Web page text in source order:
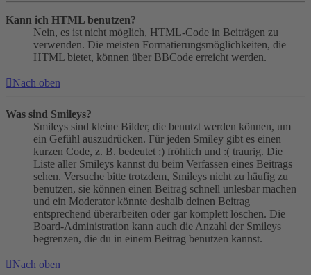
Kann ich HTML benutzen?
Nein, es ist nicht möglich, HTML-Code in Beiträgen zu
verwenden. Die meisten Formatierungsmöglichkeiten, die
HTML bietet, können über BBCode erreicht werden.
Nach oben
Was sind Smileys?
Smileys sind kleine Bilder, die benutzt werden können, um
ein Gefühl auszudrücken. Für jeden Smiley gibt es einen
kurzen Code, z. B. bedeutet :) fröhlich und :( traurig. Die
Liste aller Smileys kannst du beim Verfassen eines Beitrags
sehen. Versuche bitte trotzdem, Smileys nicht zu häufig zu
benutzen, sie können einen Beitrag schnell unlesbar machen
und ein Moderator könnte deshalb deinen Beitrag
entsprechend überarbeiten oder gar komplett löschen. Die
Board-Administration kann auch die Anzahl der Smileys
begrenzen, die du in einem Beitrag benutzen kannst.
Nach oben